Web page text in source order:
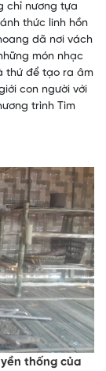
chỉ nương tựa
thức linh hồn
dã nơi vách
món nhạc
thứ để tạo ra âm
con người với
trình Tìm
thống của